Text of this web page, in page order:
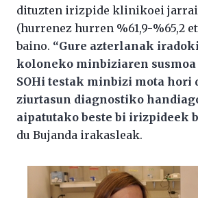
dituzten irizpide klinikoei
(hurrenez hurren %61,9-%65,2
baino. “Gure azterlanak
koloneko minbiziaren susmoa
SOHi testak minbizi mota hori
ziurtasun diagnostiko
aipatutako beste bi irizpideek
du Bujanda irakasleak.